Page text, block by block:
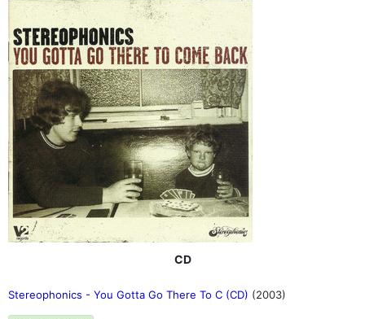
CD
Stereophonics - You Gotta Go There To C (CD) (2003)